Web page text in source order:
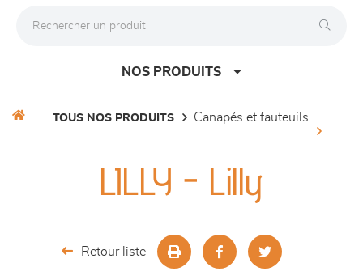
NOS PRODUITS
meubles de complément
TOUS NOS PRODUITS canapés et fauteuils
LILLY - Lilly
Retour liste